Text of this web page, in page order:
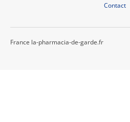
Contact
France la-pharmacia-de-garde.fr